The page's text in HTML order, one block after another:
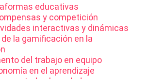
educativas
y competición
interactivas y dinámicas
la gamificación en la
del trabajo en equipo
en el aprendizaje